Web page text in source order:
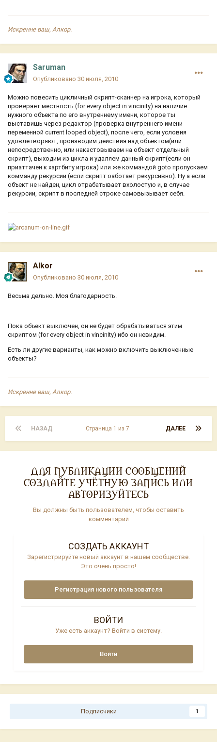
Искренне ваш, Алкор.
Saruman
Опубликовано 30 июля, 2010
Можно повесить цикличный скрипт-сканнер на игрока, который
проверяет местность (for every object in vincinity) на наличие
нужного объекта по его внутреннему имени, которое ты
выставишь через редактор (проверка внутреннего имени
переменной current looped object), после чего, если условия
удовлетворяют, производим действия над объектом(или
непосредственно, или накастовываем на объект отдельный
скрипт), выходим из цикла и удаляем данный скрипт(если он
приаттачен к хартбиту игрока) или же коммандой goto пропускаем
комманду рекурсии (если скрипт оаботает рекурсивно). Ну а если
объект не найден, цикл отрабатывает вхолостую и, в случае
рекурсии, скрипт в последней строке самовызывает себя.
Alkor
Опубликовано 30 июля, 2010
Весьма дельно. Моя благодарность.
Пока объект выключен, он не будет обрабатываться этим
скриптом (for every object in vincinity) ибо он невидим.
Есть ли другие варианты, как можно включить выключенные
объекты?
Искренне ваш, Алкор.
НАЗАД ДАЛЕЕ
Страница 1 из 7
ДЛЯ ПУБЛИКАЦИИ СООБЩЕНИЙ
СОЗДАЙТЕ УЧЁТНУЮ ЗАПИСЬ ИЛИ
АВТОРИЗУЙТЕСЬ
Вы должны быть пользователем, чтобы оставить
комментарий
СОЗДАТЬ АККАУНТ
Зарегистрируйте новый аккаунт в нашем сообществе.
Это очень просто!
Регистрация нового пользователя
ВОЙТИ
Уже есть аккаунт? Войти в систему.
Войти
Подписчики 1